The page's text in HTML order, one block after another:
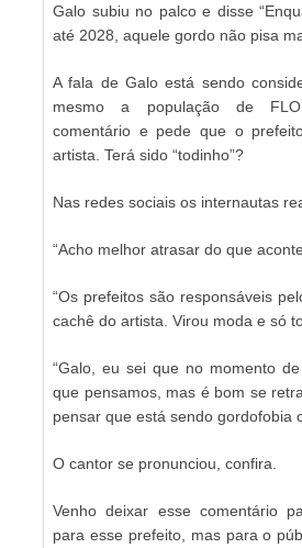
Galo subiu no palco e disse
até 2028, aquele gordo não pisa
A fala de Galo está sendo
mesmo a população de
comentário e pede que o
artista. Terá sido “todinho”?
Nas redes sociais os internautas
“Acho melhor atrasar do que
“Os prefeitos são responsáveis
cachê do artista. Virou moda e só
“Galo, eu sei que no momento
que pensamos, mas é bom se
pensar que está sendo gordofobia
O cantor se pronunciou, confira.
Venho deixar esse comentário
para esse prefeito, mas para o